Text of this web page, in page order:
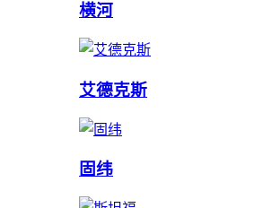
横河
艾德克斯
固纬